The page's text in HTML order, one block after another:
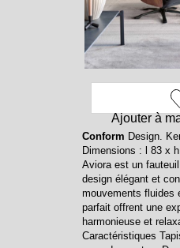
Ajouter à
Conform Design.
Dimensions : l 83 x
Aviora est un
design élégant et
mouvements fluides
parfait offrent une
harmonieuse et
Caractéristiques